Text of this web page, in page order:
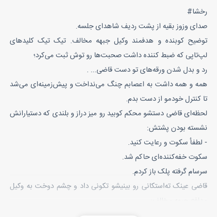
رخشا#
صدای وزوز بقیه از پشت ردیف شاهدای جلسه.
توضیح کوبنده و هدفمند وکیل جبهه مخالف. تیک تیک کلیدهای
لپ‌تاپی که ضبط کننده داشت صحبت‌ها رو توش ثبت می‌کرد؛
رد و بدل شدن ورقه‌های تو دست قاضی... .
همه و همه داشت به اعصابم چنگ می‌نداخت و پیش‌زمینه‌ای می‌شد
تا کنترل خودمو از دست بدم.
لحظه‌ای قاضی دستشو محکم کوبید رو میز دراز و بلندی که دستیارانش
نشسته بودن پشتش:
- لطفأ سکوت و رعایت کنید.
سکوت خفه‌کننده‌ای حاکم شد.
سرسام گرفته پلک باز کردم‌.
قاضی عینک ته‌استکانی رو بینیشو تکونی داد و چشم دوخت به وکیل